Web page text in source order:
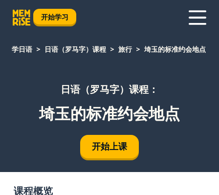
开始学习
学日语 日语（罗马字）课程 旅行 埼玉的标准约会地点
日语（罗马字）课程：
埼玉的标准约会地点
开始上课
课程概览